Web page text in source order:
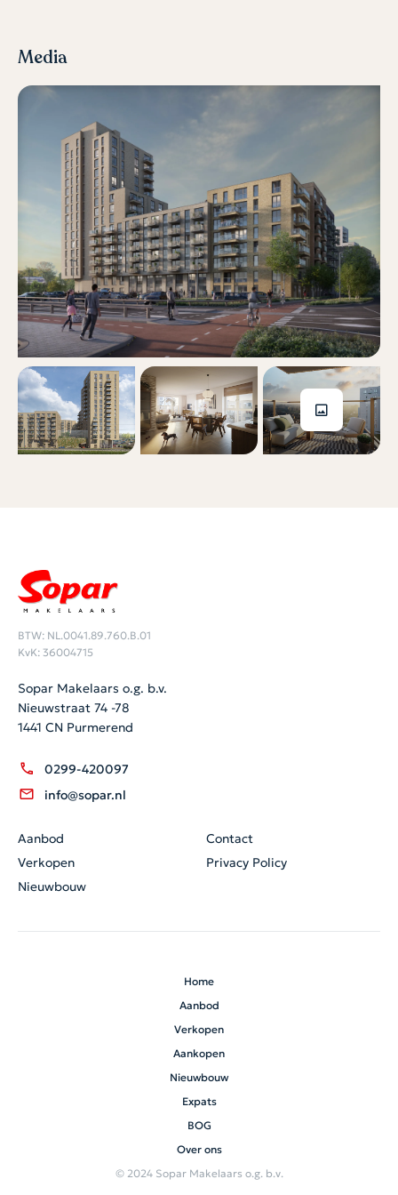
Media
BTW: NL.0041.89.760.B.01
KvK: 36004715
Sopar Makelaars o.g. b.v.
Nieuwstraat 74 -78
1441 CN Purmerend
0299-420097
info@sopar.nl
Aanbod
Verkopen
Nieuwbouw
Contact
Privacy Policy
Home
Aanbod
Verkopen
Aankopen
Nieuwbouw
Expats
BOG
Over ons
© 2024 Sopar Makelaars o.g. b.v.